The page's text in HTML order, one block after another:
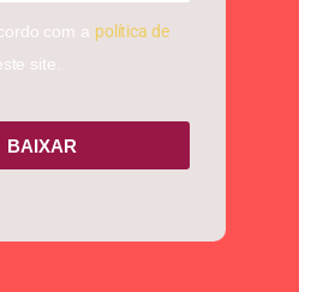
com a política de
site.
BAIXAR